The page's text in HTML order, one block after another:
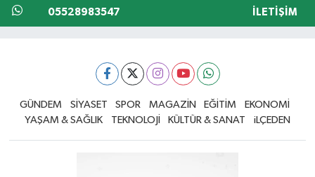
05528983547 İLETIŞIM
GÜNDEM SİYASET SPOR MAGAZİN EĞİTİM
EKONOMİ
YAŞAM & SAĞLIK
TEKNOLOJİ KÜLTÜR & SANAT iLÇEDEN